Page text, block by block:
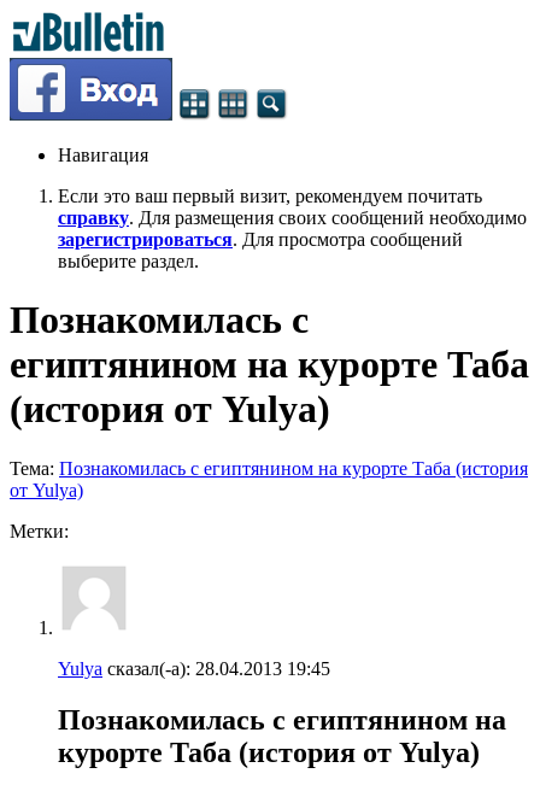
Навигация
Если это ваш первый визит, рекомендуем почитать
справку. Для размещения своих сообщений необходимо
зарегистрироваться. Для просмотра сообщений
выберите раздел.
Познакомилась с
египтянином на курорте Таба
(история от Yulya)
Тема: Познакомилась с египтянином на курорте Таба (история
от Yulya)
Метки:
Yulya сказал(-а): 28.04.2013 19:45
Познакомилась с египтянином на
курорте Таба (история от Yulya)